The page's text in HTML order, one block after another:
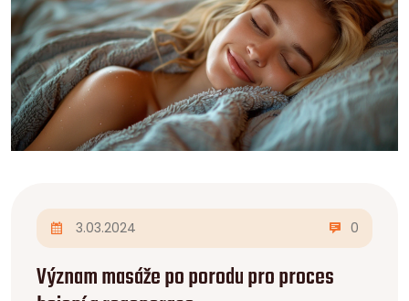
3.03.2024 0
Význam masáže po porodu pro proces